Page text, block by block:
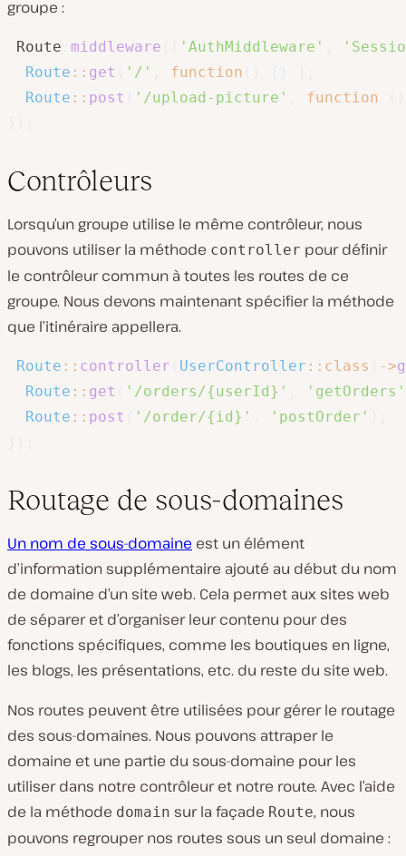
groupe :
Route middleware 'AuthMiddleware'
Route :: get '/' function
Route :: post '/upload-picture' function
Contrôleurs
Lorsqu’un groupe utilise le même contrôleur, nous
pouvons utiliser la méthode controller pour définir
le contrôleur commun à toutes les routes de ce
groupe. Nous devons maintenant spécifier la méthode
que l’itinéraire appellera.
Route :: controller UserController :: class ->
Route :: get '/orders/{userId}'
'getOrders'
Route :: post '/order/{id}' 'postOrder'
Routage de sous-domaines
Un nom de sous-domaine est un élément
d’information supplémentaire ajouté au début du nom
de domaine d’un site web. Cela permet aux sites web
de séparer et d’organiser leur contenu pour des
fonctions spécifiques, comme les boutiques en ligne,
les blogs, les présentations, etc. du reste du site web.
Nos routes peuvent être utilisées pour gérer le routage
des sous-domaines. Nous pouvons attraper le
domaine et une partie du sous-domaine pour les
utiliser dans notre contrôleur et notre route. Avec l’aide
de la méthode domain sur la façade Route, nous
pouvons regrouper nos routes sous un seul domaine :